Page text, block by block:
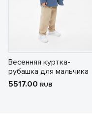
Весенняя куртка-
рубашка для мальчика
5517.00 RUB